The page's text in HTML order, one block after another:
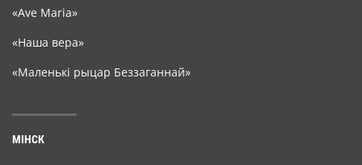
«Ave Maria»
«Наша вера»
«Маленькі рыцар Беззаганнай»
МІНСК